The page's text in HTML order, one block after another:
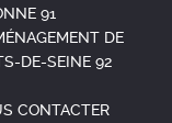
91
DE
DE-SEINE 92
CONTACTER